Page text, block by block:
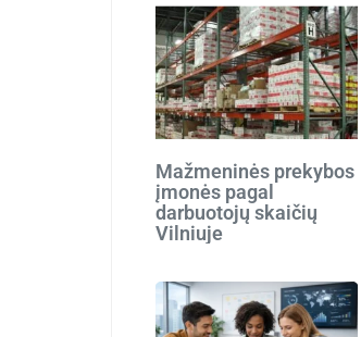
Mažmeninės prekybos
įmonės pagal
darbuotojų skaičių
Vilniuje